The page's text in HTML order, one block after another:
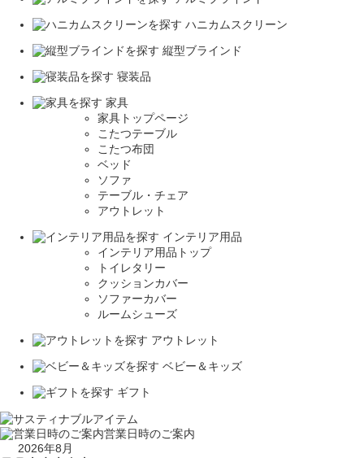
ハニカムスクリーン
縦型ブラインド
寝装品
家具
家具トップページ
こたつテーブル
こたつ布団
ベッド
ソファ
テーブル・チェア
アウトレット
インテリア用品
インテリア用品トップ
トイレタリー
クッションカバー
ソファーカバー
ルームシューズ
アウトレット
ベビー＆キッズ
ギフト
営業日時のご案内
2026年8月